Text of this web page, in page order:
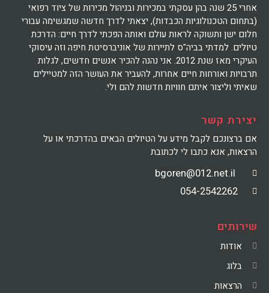
אחרי 25 שנה בהן עסקתי במכירות ובניהול מכירות של ציוד רפואי
(בתחום הטכנולוגיות הכבדות), יצאתי לדרך חדשה שמגשימה עבורי
חלום ישן ותשוקה לראות עולם ואותה הפכתי לדרך חיים: הדרכת
טיולים. למדתי בביה"ס לתיירות של אוניברסיטת חיפה וזה עיסוקי
העיקרי מאז שנת 2012. אני נהנה להכיר אנשים חדשים, לגלות
תרבויות ואורחות חיים אחרות, להעביר את העושר הזה למטיילים
שאיתי וליצור איתם חוויות חדשות להם ולי.
יצירת קשר
אם ברצונכם לקבל מידע על הטיולים הבאים בהדרכתי או על
הרצאות, אנא כתבו לי לכתובת
054-2542262
שירותים
אודות
בלוג
הרצאות